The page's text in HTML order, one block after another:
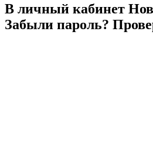
В личный кабинет
Забыли пароль?